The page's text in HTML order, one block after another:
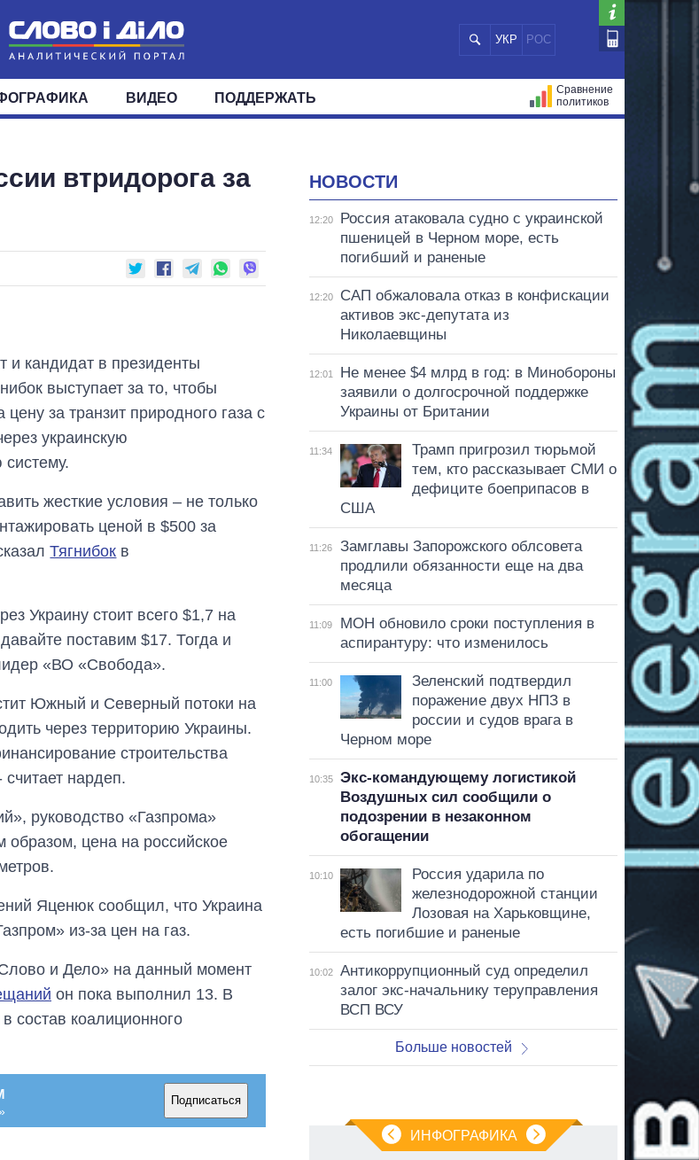
УКР РОС
ЭКОНОМИКА ОБЩЕСТВО МИР
КОМИТЕТЫ ФРАКЦИИ ОКРУГА
ВИДЕО ПОДДЕРЖАТЬ
Сравнение
политиков
втридорога за
и кандидат в президенты
выступает за то, чтобы
за транзит природного газа с
украинскую
систему.
жесткие условия – не только
ценой в $500 за
Тягнибок в
Украину стоит всего $1,7 на
поставим $17. Тогда и
«ВО «Свобода».
Южный и Северный потоки на
через территорию Украины.
строительства
нардеп.
руководство «Газпрома»
образом, цена на российское
Яценюк сообщил, что Украина
из-за цен на газ.
и Дело» на данный момент
он пока выполнил 13. В
состав коалиционного
Подписаться
НОВОСТИ
12:20
Россия атаковала судно с украинской
пшеницей в Черном море, есть
погибший и раненые
12:20
САП обжаловала отказ в конфискации
активов экс-депутата из
Николаевщины
12:01
Не менее $4 млрд в год: в Минобороны
заявили о долгосрочной поддержке
Украины от Британии
11:34
Трамп пригрозил тюрьмой
тем, кто рассказывает СМИ о
дефиците боеприпасов в
США
11:26
Замглавы Запорожского облсовета
продлили обязанности еще на два
месяца
11:09
МОН обновило сроки поступления в
аспирантуру: что изменилось
11:00
Зеленский подтвердил
поражение двух НПЗ в
россии и судов врага в
Черном море
10:35
Экс-командующему логистикой
Воздушных сил сообщили о
подозрении в незаконном
обогащении
10:10
Россия ударила по
железнодорожной станции
Лозовая на Харьковщине,
есть погибшие и раненые
10:02
Антикоррупционный суд определил
залог экс-начальнику теруправления
ВСП ВСУ
Больше новостей
ИНФОГРАФИКА